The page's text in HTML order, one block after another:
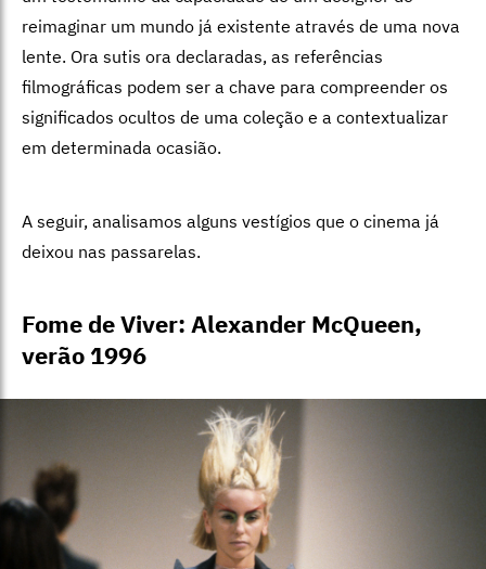
reimaginar um mundo já existente através de uma nova
lente. Ora sutis ora declaradas, as referências
filmográficas podem ser a chave para compreender os
significados ocultos de uma coleção e a contextualizar
em determinada ocasião.
A seguir, analisamos alguns vestígios que o cinema já
deixou nas passarelas.
Fome de Viver: Alexander McQueen,
verão 1996